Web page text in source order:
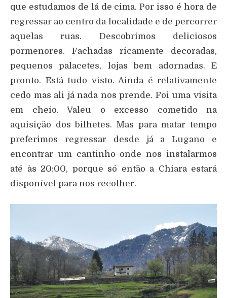
que estudamos de lá de cima. Por isso é hora de
regressar ao centro da localidade e de percorrer
aquelas ruas. Descobrimos deliciosos
pormenores. Fachadas ricamente decoradas,
pequenos palacetes, lojas bem adornadas. E
pronto. Está tudo visto. Ainda é relativamente
cedo mas ali já nada nos prende. Foi uma visita
em cheio. Valeu o excesso cometido na
aquisição dos bilhetes. Mas para matar tempo
preferimos regressar desde já a Lugano e
encontrar um cantinho onde nos instalarmos
até às 20:00, porque só então a Chiara estará
disponível para nos recolher.